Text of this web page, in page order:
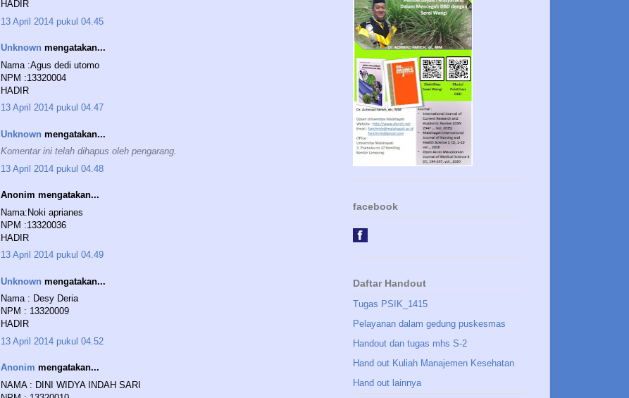
HADIR
13 April 2014 pukul 04.45
Unknown mengatakan...
Nama :Agus dedi utomo
NPM :13320004
HADIR
13 April 2014 pukul 04.47
Unknown mengatakan...
Komentar ini telah dihapus oleh pengarang.
13 April 2014 pukul 04.48
Anonim mengatakan...
Nama:Noki aprianes
NPM :13320036
HADIR
13 April 2014 pukul 04.49
Unknown mengatakan...
Nama : Desy Deria
NPM : 13320009
HADIR
13 April 2014 pukul 04.52
Anonim mengatakan...
NAMA : DINI WIDYA INDAH SARI
facebook
Daftar Handout
Tugas PSIK_1415
Pelayanan dalam gedung puskesmas
Handout dan tugas mhs S-2
Hand out Kuliah Manajemen Kesehatan
Hand out lainnya